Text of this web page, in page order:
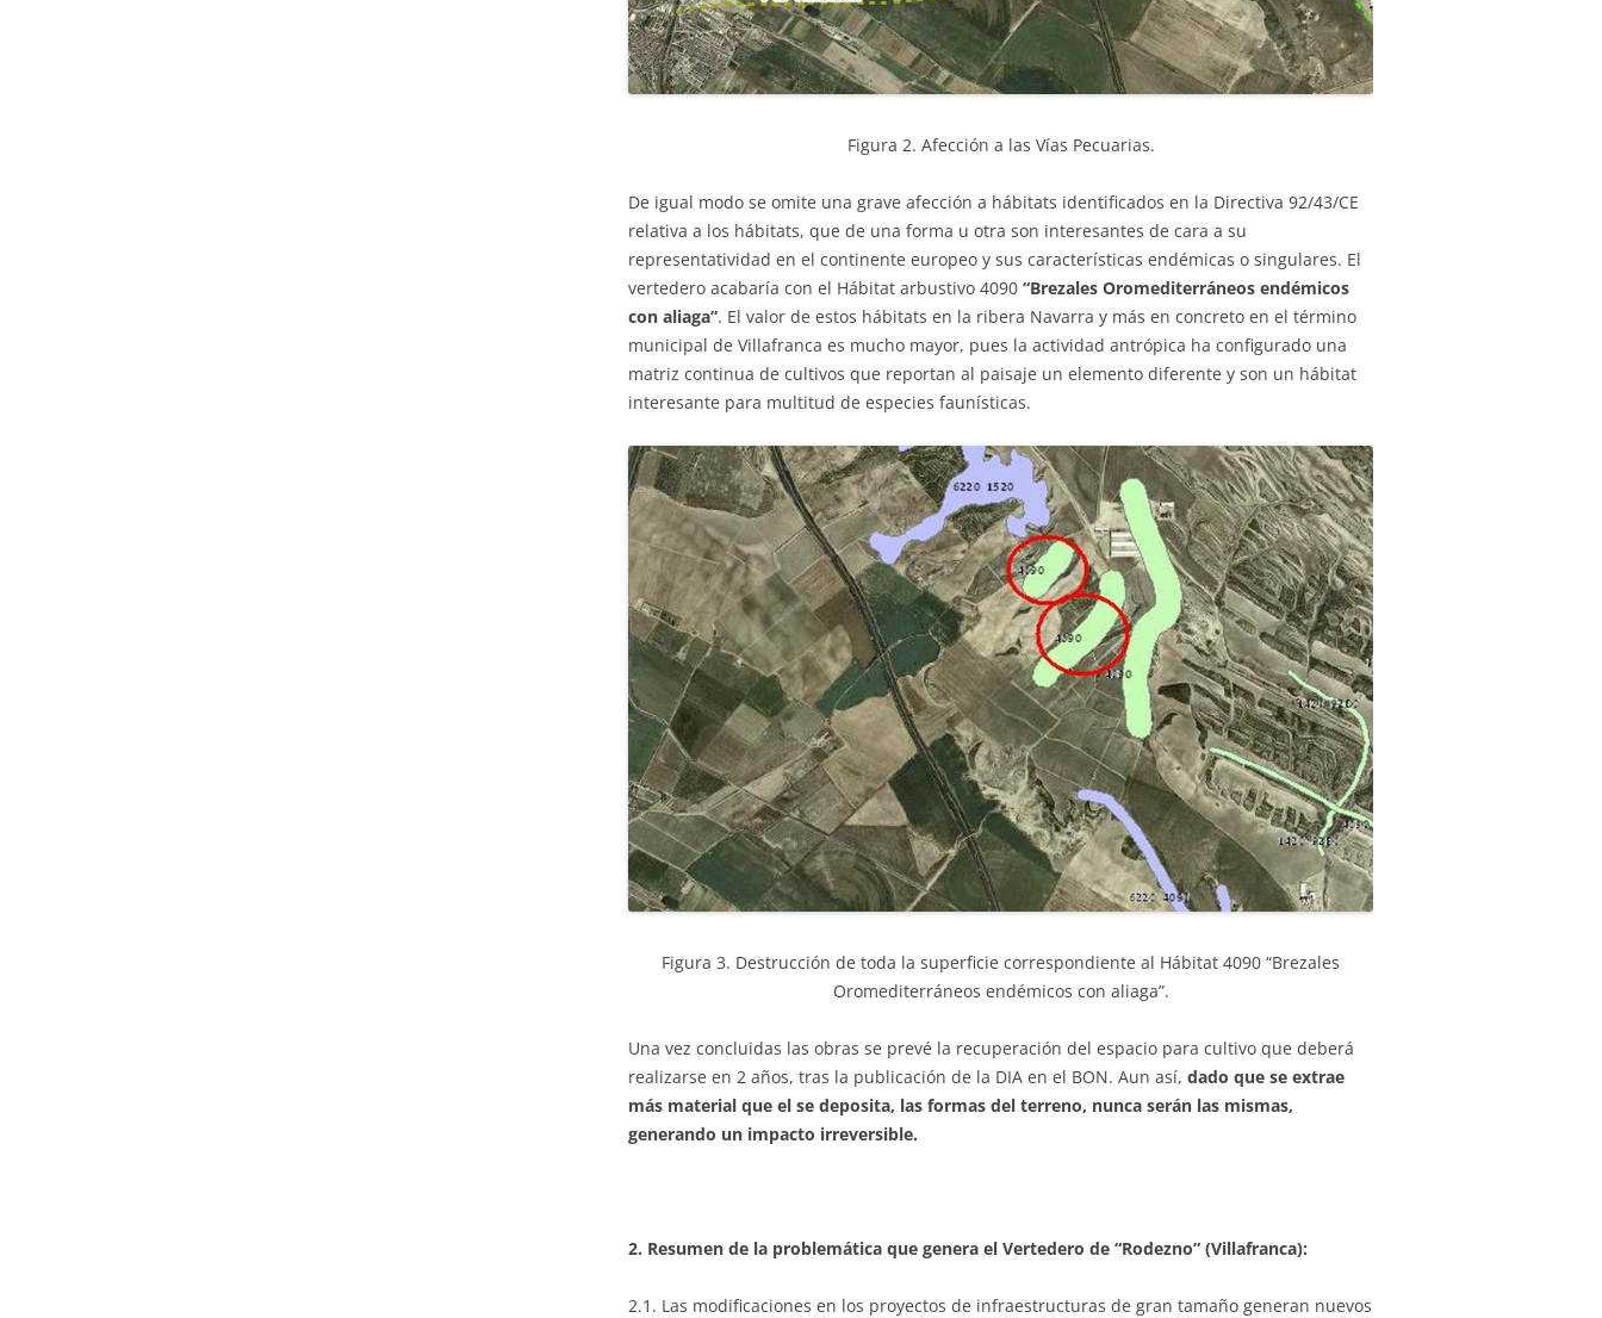
Figura 2. Afección a las Vías Pecuarias.
De igual modo se omite una grave afección a hábitats identificados en la Directiva 92/43/CE
relativa a los hábitats, que de una forma u otra son interesantes de cara a su
representatividad en el continente europeo y sus características endémicas o singulares. El
vertedero acabaría con el Hábitat arbustivo 4090“Brezales Oromediterráneos endémicos
con aliaga”. El valor de estos hábitats en la ribera Navarra y más en concreto en el término
municipal de Villafranca es mucho mayor, pues la actividad antrópica ha configurado una
matriz continua de cultivos que reportan al paisaje un elemento diferente y son un hábitat
interesante para multitud de especies faunísticas.
Figura 3. Destrucción de toda la superficie correspondiente al Hábitat 4090 “Brezales
Oromediterráneos endémicos con aliaga”.
Una vez concluidas las obras se prevé la recuperación del espacio para cultivo que deberá
realizarse en 2 años, tras la publicación de la DIA en el BON. Aun así,dado que se extrae
más material que el se deposita, las formas del terreno, nunca serán las mismas,
generando un impacto irreversible.
2. Resumen de la problemática que genera el Vertedero de “Rodezno” (Villafranca):
2.1. Las modificaciones en los proyectos de infraestructuras de gran tamaño generan nuevos